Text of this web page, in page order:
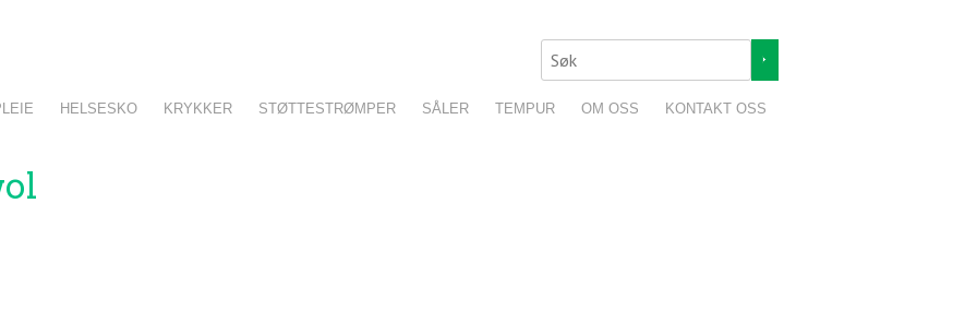
HELSESKO KRYKKER STØTTESTRØMPER SÅLER TEMPUR OM OSS KONTAKT OSS